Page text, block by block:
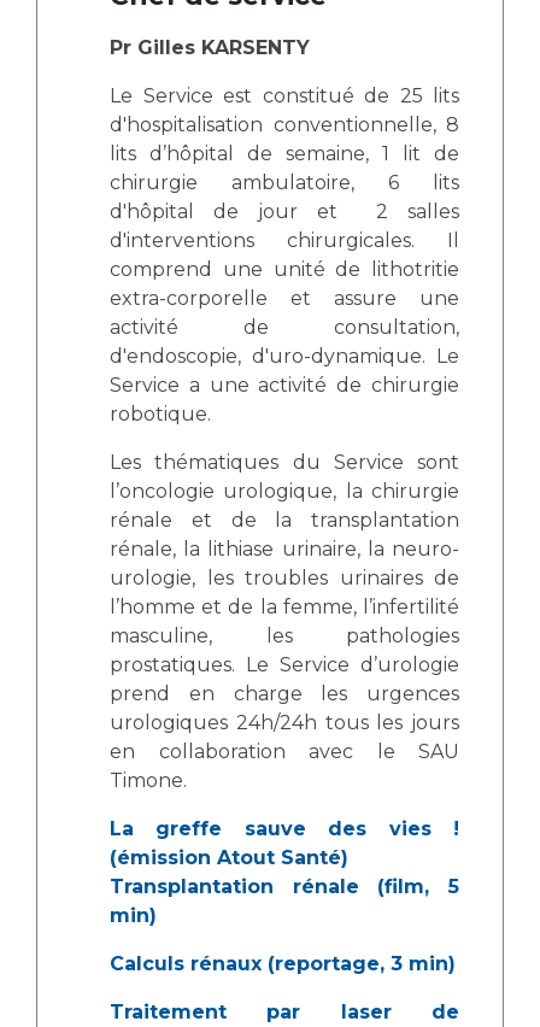
Cancer
Médecine nucléaire
Maladies rares
Maternité Hôpital Nord
Vos représentants
La Commission Des Usagers (CDU)
Les Comités Locaux des Usagers
Le projet des usagers
Qualité
Nos indicateurs qualité et de sécurité des soins
Protection des données
Sécurité
Les recherches en santé à l’AP-HM
Anatomie et Cytologie Pathologiques
Centres de référence Maladies Rares
Plateforme d'Expertise Maladies Rares
Presse / Multimédia
Communiqués de presse
Dossiers de presse
Médiathèque
Fournisseurs
Rôles et missions
Liste des marchés conclus
Documents utiles
Pr Gilles KARSENTY
Le Service est constitué de 25 lits
d'hospitalisation conventionnelle, 8
lits d’hôpital de semaine, 1 lit de
chirurgie ambulatoire, 6 lits
d'hôpital de jour et 2 salles
d'interventions chirurgicales. Il
comprend une unité de lithotritie
extra-corporelle et assure une
activité de consultation,
d'endoscopie, d'uro-dynamique. Le
Service a une activité de chirurgie
robotique.
Les thématiques du Service sont
l’oncologie urologique, la chirurgie
rénale et de la transplantation
rénale, la lithiase urinaire, la neuro-
urologie, les troubles urinaires de
l’homme et de la femme, l’infertilité
masculine, les pathologies
prostatiques. Le Service d’urologie
prend en charge les urgences
urologiques 24h/24h tous les jours
en collaboration avec le SAU
Timone.
La greffe sauve des vies !
(émission Atout Santé)
Transplantation rénale (film, 5
min)
Calculs rénaux (reportage, 3 min)
Traitement par laser de